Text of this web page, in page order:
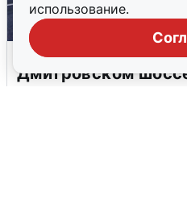
использование.
Пять машин
Дмитровском